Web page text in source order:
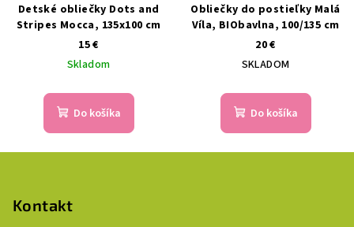
Detské obliečky Dots and
Stripes Mocca, 135x100 cm
15 €
Skladom
Do košíka
Obliečky do postieľky Malá
Víla, BIObavlna, 100/135 cm
20 €
SKLADOM
Do košíka
Kontakt